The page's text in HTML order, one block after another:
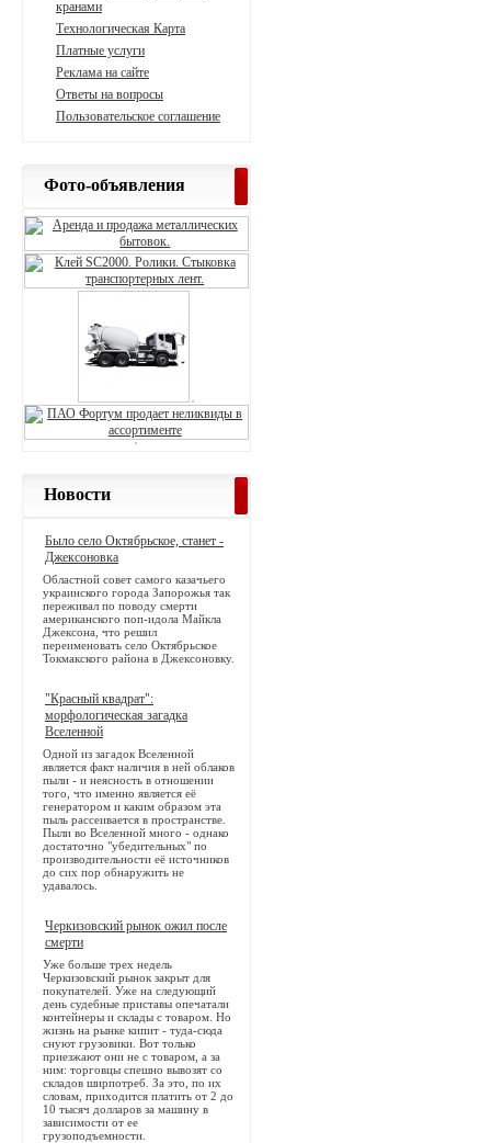
кранами
Технологическая Карта
Платные услуги
Реклама на сайте
Ответы на вопросы
Пользовательское соглашение
Фото-объявления
Новости
Было село Октябрьское, станет -
Джексоновка
Областной совет самого казачьего
украинского города Запорожья так
переживал по поводу смерти
американского поп-идола Майкла
Джексона, что решил
переименовать село Октябрьское
Токмакского района в Джексоновку.
"Красный квадрат":
морфологическая загадка
Вселенной
Одной из загадок Вселенной
является факт наличия в ней облаков
пыли - и неясность в отношении
того, что именно является её
генератором и каким образом эта
пыль рассеивается в пространстве.
Пыли во Вселенной много - однако
достаточно "убедительных" по
производительности её источников
до сих пор обнаружить не
удавалось.
Черкизовский рынок ожил после
смерти
Уже больше трех недель
Черкизовский рынок закрыт для
покупателей. Уже на следующий
день судебные приставы опечатали
контейнеры и склады с товаром. Но
жизнь на рынке кипит - туда-сюда
снуют грузовики. Вот только
приезжают они не с товаром, а за
ним: торговцы спешно вывозят со
складов ширпотреб. За это, по их
словам, приходится платить от 2 до
10 тысяч долларов за машину в
зависимости от ее
грузоподъемности.